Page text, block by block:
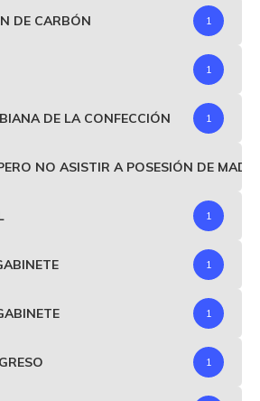
DE CARBÓN 1
1
DE LA CONFECCIÓN 1
NO ASISTIR A POSESIÓN DE
1
1
1
1